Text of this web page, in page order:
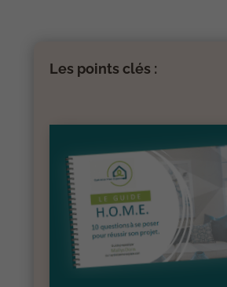
Les points clés :